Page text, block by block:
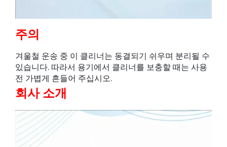
주의
겨울철 운송 중 이 클리너는 동결되기 쉬우며 분리될 수
있습니다. 따라서 용기에서 클리너를 보충할 때는 사용
전 가볍게 흔들어 주십시오.
회사 소개